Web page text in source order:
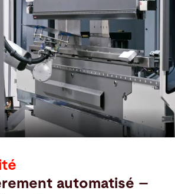
automatisé –